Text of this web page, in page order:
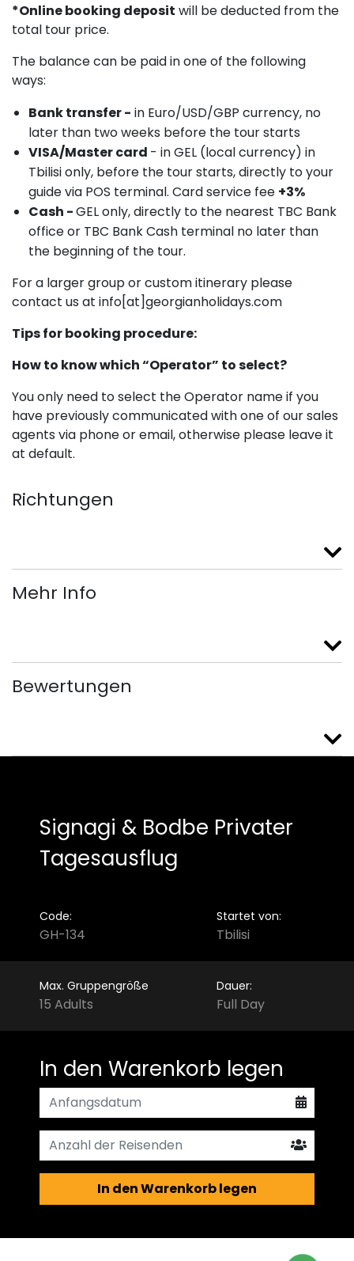
*Online booking deposit will be deducted from the
total tour price.
The balance can be paid in one of the following
ways:
Bank transfer - in Euro/USD/GBP currency, no
later than two weeks before the tour starts
VISA/Master card - in GEL (local currency) in
Tbilisi only, before the tour starts, directly to your
guide via POS terminal. Card service fee +3%
Cash -GEL only, directly to the nearest TBC Bank
office or TBC Bank Cash terminal no later than
the beginning of the tour.
For a larger group or custom itinerary please
contact us at info[at]georgianholidays.com
Tips for booking procedure:
How to know which “Operator” to select?
You only need to select the Operator name if you
have previously communicated with one of our sales
agents via phone or email, otherwise please leave it
at default.
Richtungen
Mehr Info
Bewertungen
Signagi & Bodbe Privater
Tagesausflug
Code:
GH-134
Startet von:
Tbilisi
Max. Gruppengröße
15 Adults
Dauer:
Full Day
In den Warenkorb legen
In den Warenkorb legen